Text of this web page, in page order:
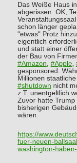
Das Weiße Haus in
abgerissen. OK,
schon länger
"etwas" Protz
eigentlich
und statt einer
der Bau von
#Amazon #Apple,
gesponsored.
Millionen
#shutdown nicht
z.T. unentgeltlich
Zuvor hatte
bisherigen
wären.
https://www.
fuer-neuen-
washington-